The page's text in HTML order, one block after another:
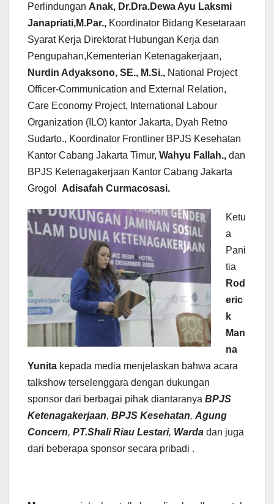
Perlindungan Anak, Dr.Dra.Dewa Ayu Laksmi
Janapriati,M.Par., Koordinator Bidang Kesetaraan
Syarat Kerja Direktorat Hubungan Kerja dan
Pengupahan,Kementerian Ketenagakerjaan,
Nurdin Adyaksono, SE., M.Si., National Project
Officer-Communication and External Relation,
Care Economy Project, International Labour
Organization (ILO) kantor Jakarta, Dyah Retno
Sudarto., Koordinator Frontliner BPJS Kesehatan
Kantor Cabang Jakarta Timur, Wahyu Fallah., dan
BPJS Ketenagakerjaan Kantor Cabang Jakarta
Grogol Adisafah Curmacosasi.
Ketu
a
Pani
tia
Rod
eric
k
Man
na
Yunita kepada media menjelaskan bahwa acara
talkshow terselenggara dengan dukungan
sponsor dari berbagai pihak diantaranya BPJS
Ketenagakerjaan, BPJS Kesehatan, Agung
Concern, PT.Shali Riau Lestari, Warda dan juga
dari beberapa sponsor secara pribadi .